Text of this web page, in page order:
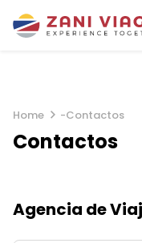
Home -Contactos
Contactos
Agencia de